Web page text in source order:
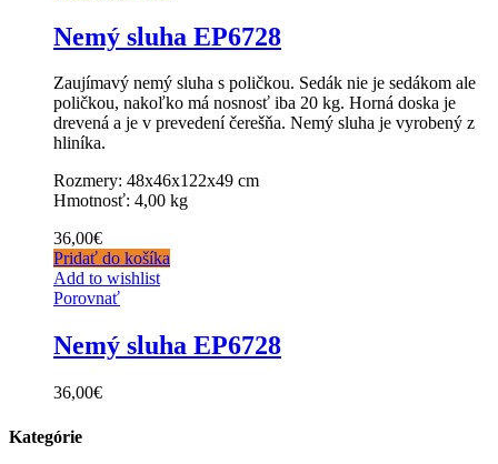
Nemý sluha EP6728
Zaujímavý nemý sluha s poličkou. Sedák nie je sedákom ale
poličkou, nakoľko má nosnosť iba 20 kg. Horná doska je
drevená a je v prevedení čerešňa. Nemý sluha je vyrobený z
hliníka.
Rozmery: 48x46x122x49 cm
Hmotnosť: 4,00 kg
36,00€
Pridať do košíka
Add to wishlist
Porovnať
Nemý sluha EP6728
36,00€
Kategórie